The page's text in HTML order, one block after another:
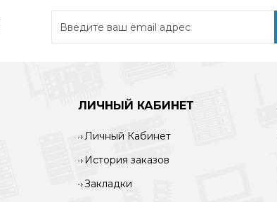
ЛИЧНЫЙ КАБИНЕТ
Личный Кабинет
История заказов
Закладки